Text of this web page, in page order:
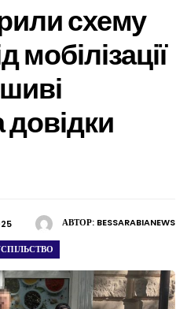
схему
мобілізації
довідки
АВТОР: BESSARABIANEWS